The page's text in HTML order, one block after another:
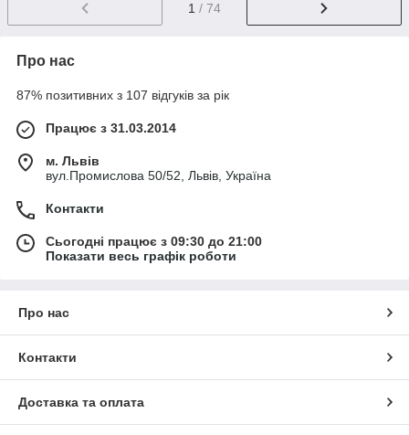
1 / 74
Про нас
87% позитивних з 107 відгуків за рік
Працює з 31.03.2014
м. Львів
вул.Промислова 50/52, Львів, Україна
Контакти
Сьогодні працює з 09:30 до 21:00
Показати весь графік роботи
Про нас
Контакти
Доставка та оплата